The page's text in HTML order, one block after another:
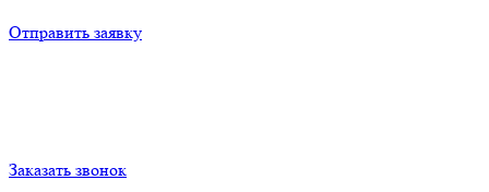
Отправить заявку
Заказать звонок